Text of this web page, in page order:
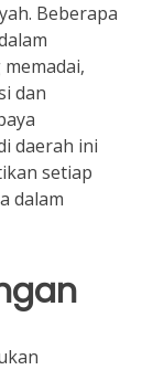
Beberapa
dan
daerah ini
setiap
dalam